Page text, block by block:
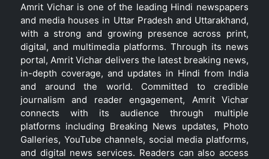
Amrit Vichar is one of the leading Hindi newspapers
and media houses in Uttar Pradesh and Uttarakhand,
with a strong and growing presence across print,
digital, and multimedia platforms. Through its news
portal, Amrit Vichar delivers the latest breaking news,
in-depth coverage, and updates in Hindi from India
and around the world. Committed to credible
journalism and reader engagement, Amrit Vichar
connects with its audience through multiple
platforms including Breaking News updates, Photo
Galleries, YouTube channels, social media platforms,
and digital news services. Readers can also access